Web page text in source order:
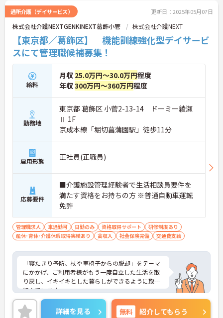
の方には生活相談員や管理者など、それぞれに合っ
たお仕事をご用意しています。
詳細が気になられる方は、お気軽にお問い合わせ下
さい。
通所介護（デイサービス） 更新日：2025年05月07日
株式会社介護NEXTGENKINEXT葛飾小管 株式会社介護NEXT
【東京都／葛飾区】 機能訓練強化型デイサービ
スにて管理職候補募集！
給料
月収 25.0万円～30.0万円程度
年収300万円～360万円程度
勤務地
東京都 葛飾区 小菅2-13-14 ドーミー綾瀬
Ⅱ 1F
京成本線「堀切菖蒲園駅」徒歩11分
雇用形態 正社員(正職員)
応募要件
■介護施設管理経験者で生活相談員要件を
満たす資格をお持ちの方 ※普通自動車運転
免許
管理職求人 車通勤可 日勤のみ 資格取得サポート
研修制度あり
産休･育休･介護休暇取得実績あり
高収入 社会保険完備 交通費支給
「寝たきり予防、杖や車椅子からの脱却」をテーマ
にかかげ、ご利用者様がもう一度自立した生活を取
り戻し、イキイキとした暮らしができるように取り
組んでいます。
整骨院からスタートした法人で、現在も店舗を増や
し続けている安定感のある母体です。事業拡大傾向
詳細を見る 無料 紹介してもらう